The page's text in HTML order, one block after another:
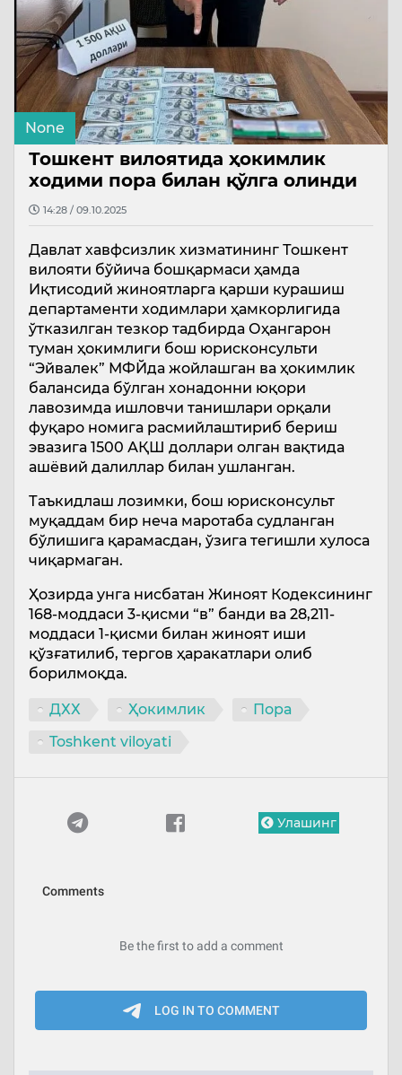
None
Тошкент вилоятида ҳокимлик
ходими пора билан қўлга олинди
14:28 / 09.10.2025
Давлат хавфсизлик хизматининг Тошкент
вилояти бўйича бошқармаси ҳамда
Иқтисодий жиноятларга қарши курашиш
департаменти ходимлари ҳамкорлигида
ўтказилган тезкор тадбирда Оҳангарон
туман ҳокимлиги бош юрисконсульти
“Эйвалек” МФЙда жойлашган ва ҳокимлик
балансида бўлган хонадонни юқори
лавозимда ишловчи танишлари орқали
фуқаро номига расмийлаштириб бериш
эвазига 1500 АҚШ доллари олган вақтида
ашёвий далиллар билан ушланган.
Таъкидлаш лозимки, бош юрисконсульт
муқаддам бир неча маротаба судланган
бўлишига қарамасдан, ўзига тегишли хулоса
чиқармаган.
Ҳозирда унга нисбатан Жиноят Кодексининг
168-моддаси 3-қисми “в” банди ва 28,211-
моддаси 1-қисми билан жиноят иши
қўзғатилиб, тергов ҳаракатлари олиб
борилмоқда.
ДХХ Ҳокимлик
Пора
Toshkent viloyati
Улашинг